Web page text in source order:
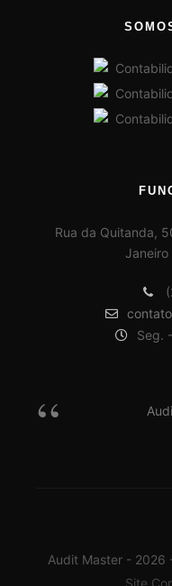
Rua da Quitanda,
Seg.
Audit Master - 2026
Site